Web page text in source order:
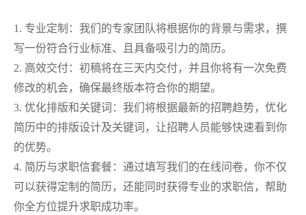
1. 专业定制：我们的专家团队将根据你的背景与需求，撰
写一份符合行业标准、且具备吸引力的简历。
2. 高效交付：初稿将在三天内交付，并且你将有一次免费
修改的机会，确保最终版本符合你的期望。
3. 优化排版和关键词：我们将根据最新的招聘趋势，优化
简历中的排版设计及关键词，让招聘人员能够快速看到你
的优势。
4. 简历与求职信套餐：通过填写我们的在线问卷，你不仅
可以获得定制的简历，还能同时获得专业的求职信，帮助
你全方位提升求职成功率。